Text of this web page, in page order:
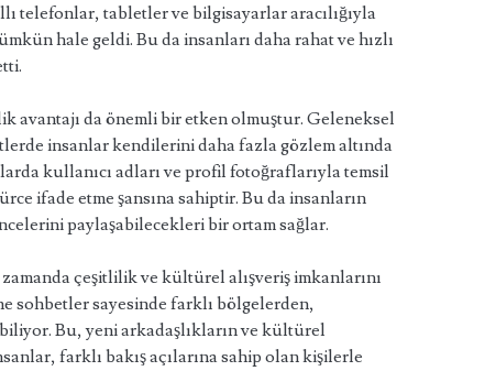
telefonlar, tabletler ve bilgisayarlar aracılığıyla
hale geldi. Bu da insanları daha rahat ve hızlı
avantajı da önemli bir etken olmuştur. Geleneksel
insanlar kendilerini daha fazla gözlem altında
kullanıcı adları ve profil fotoğraflarıyla temsil
ifade etme şansına sahiptir. Bu da insanların
paylaşabilecekleri bir ortam sağlar.
çeşitlilik ve kültürel alışveriş imkanlarını
sohbetler sayesinde farklı bölgelerden,
Bu, yeni arkadaşlıkların ve kültürel
farklı bakış açılarına sahip olan kişilerle